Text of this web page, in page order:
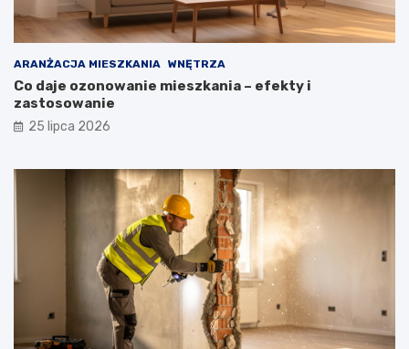
ARANŻACJA MIESZKANIA WNĘTRZA
Co daje ozonowanie mieszkania – efekty i
zastosowanie
25 lipca 2026